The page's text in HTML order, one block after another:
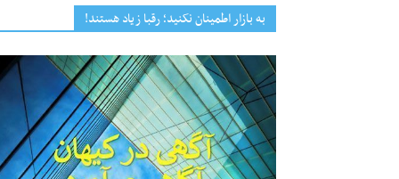
به بازار اطمینان نکنید؛ رقبا زیاد هستند!